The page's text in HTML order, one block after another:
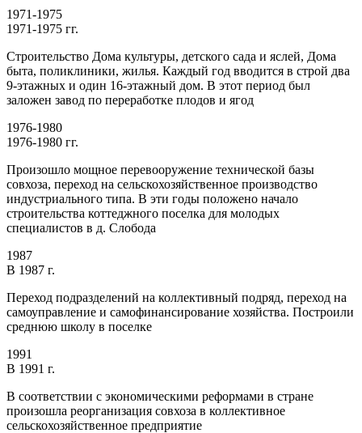
1971-1975
1971-1975 гг.
Строительство Дома культуры, детского сада и яслей, Дома
быта, поликлиники, жилья. Каждый год вводится в строй два
9-этажных и один 16-этажный дом. В этот период был
заложен завод по переработке плодов и ягод
1976-1980
1976-1980 гг.
Произошло мощное перевооружение технической базы
совхоза, переход на сельскохозяйственное производство
индустриального типа. В эти годы положено начало
строительства коттеджного поселка для молодых
специалистов в д. Слобода
1987
В 1987 г.
Переход подразделений на коллективный подряд, переход на
самоуправление и самофинансирование хозяйства. Построили
среднюю школу в поселке
1991
В 1991 г.
В соответствии с экономическими реформами в стране
произошла реорганизация совхоза в коллективное
сельскохозяйственное предприятие